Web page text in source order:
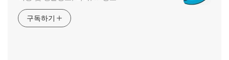
구독하기